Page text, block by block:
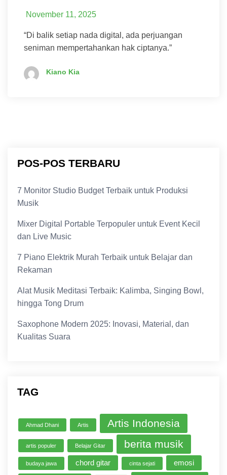
November 11, 2025
“Di balik setiap nada digital, ada perjuangan
seniman mempertahankan hak ciptanya.”
Kiano Kia
POS-POS TERBARU
7 Monitor Studio Budget Terbaik untuk Produksi
Musik
Mixer Digital Portable Terpopuler untuk Event Kecil
dan Live Music
7 Piano Elektrik Murah Terbaik untuk Belajar dan
Rekaman
Alat Musik Meditasi Terbaik: Kalimba, Singing Bowl,
hingga Tong Drum
Saxophone Modern 2025: Inovasi, Material, dan
Kualitas Suara
TAG
Ahmad Dhani Artis Artis Indonesia
artis populer Belajar Gitar berita musik
budaya jawa chord gitar cinta sejati emosi